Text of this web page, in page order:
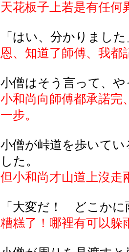
天花板子上若是有任何
「はい、分かりました
恩、知道了師傅、我都
小僧はそう言って、
小和尚向師傅都承諾完
一步。
小僧が峠道を歩いて
した。
但小和尚才山道上沒走
「大変だ！ どこかに
糟糕了！哪裡有可以躲